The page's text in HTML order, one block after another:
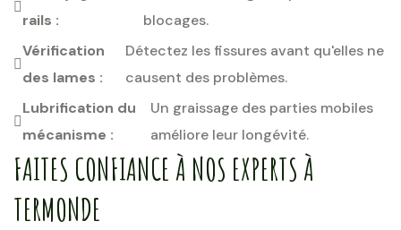
rails :
blocages.
Vérification
des lames :
Détectez les fissures avant qu'elles ne
causent des problèmes.
Lubrification du
mécanisme :
Un graissage des parties mobiles
améliore leur longévité.
FAITES CONFIANCE À NOS EXPERTS À
TERMONDE